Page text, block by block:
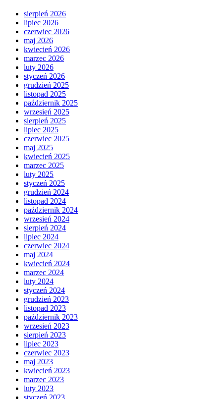
sierpień 2026
lipiec 2026
czerwiec 2026
maj 2026
kwiecień 2026
marzec 2026
luty 2026
styczeń 2026
grudzień 2025
listopad 2025
październik 2025
wrzesień 2025
sierpień 2025
lipiec 2025
czerwiec 2025
maj 2025
kwiecień 2025
marzec 2025
luty 2025
styczeń 2025
grudzień 2024
listopad 2024
październik 2024
wrzesień 2024
sierpień 2024
lipiec 2024
czerwiec 2024
maj 2024
kwiecień 2024
marzec 2024
luty 2024
styczeń 2024
grudzień 2023
listopad 2023
październik 2023
wrzesień 2023
sierpień 2023
lipiec 2023
czerwiec 2023
maj 2023
kwiecień 2023
marzec 2023
luty 2023